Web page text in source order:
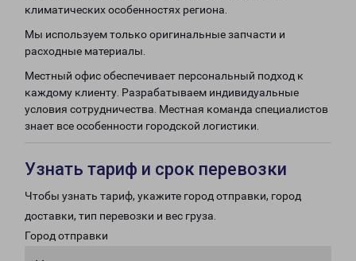
климатических особенностях региона.
Мы используем только оригинальные запчасти и
расходные материалы.
Местный офис обеспечивает персональный подход к
каждому клиенту. Разрабатываем индивидуальные
условия сотрудничества. Местная команда специалистов
знает все особенности городской логистики.
Узнать тариф и срок перевозки
Чтобы узнать тариф, укажите город отправки, город
доставки, тип перевозки и вес груза.
Город отправки